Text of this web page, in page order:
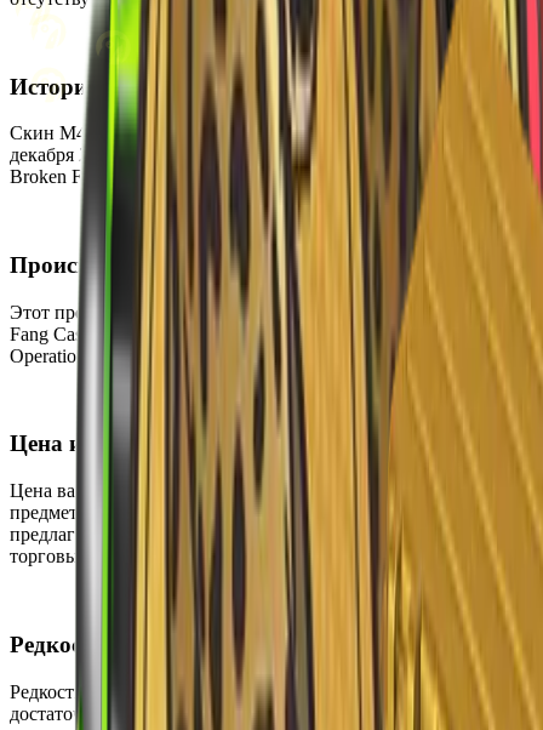
История
Скин M4A4 | Cyber Security был впервые добавлен в CS2 3
декабря 2020 года. Он был выпущен как часть кейса Operation
Broken Fang Case.
Происхождение
Этот предмет можно получить, открыв кейс Operation Broken
Fang Case. Скин также является частью коллекции The
Operation Broken Fang Collection.
Цена и доступность
Цена варьируется от $24.49 до $292.41, что делает этот
предмет дорогим на вторичном рынке. В настоящее время он
предлагается достаточно редко и может быть приобретён на
торговых площадках.
Редкость
Редкость этого скина — Засекреченное, что делает его
достаточно редким для обычного игрока. Шанс выпадения